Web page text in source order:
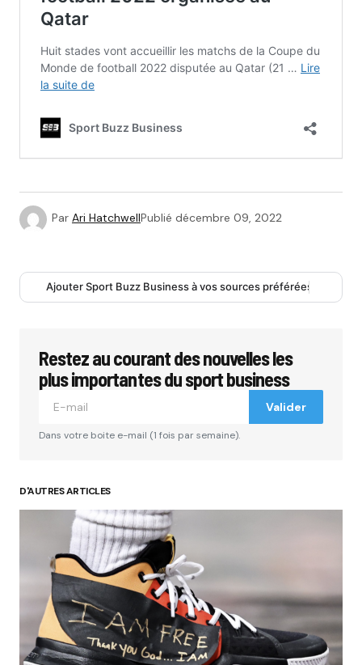
Par Ari HatchwellPublié décembre 09, 2022
Ajouter Sport Buzz Business à vos sources préférées
Restez au courant des nouvelles les
plus importantes du sport business
Valider
Dans votre boite e-mail (1 fois par semaine).
D'AUTRES ARTICLES